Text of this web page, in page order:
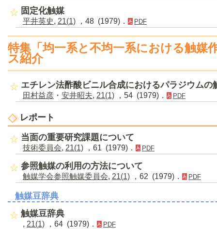
固定化触媒
平井英史, 21(1) ，48 (1979)． PDF
特集「均一系と不均一系における触媒
ス紹介
エチレン法酢酸ビニル合成におけるパラジウムの
田村益彦 ・ 安井昭夫, 21(1) ，54 (1979)． PDF
レポート
当面の重要研究課題について
技術委員会, 21(1) ，61 (1979)． PDF
参照触媒の利用の方法について
触媒学会参照触媒委員会, 21(1) ，62 (1979)． PDF
触媒豆辞典
触媒豆辞典
, 21(1) ，64 (1979)． PDF